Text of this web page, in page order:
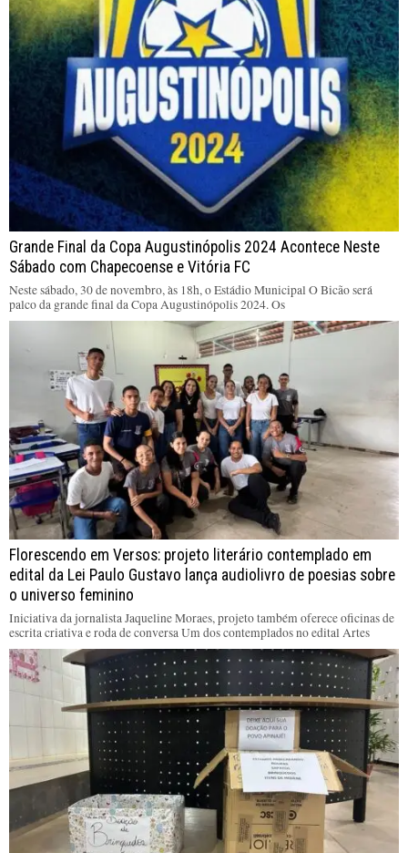
Grande Final da Copa Augustinópolis 2024 Acontece Neste
Sábado com Chapecoense e Vitória FC
Neste sábado, 30 de novembro, às 18h, o Estádio Municipal O Bicão será
palco da grande final da Copa Augustinópolis 2024. Os
Florescendo em Versos: projeto literário contemplado em
edital da Lei Paulo Gustavo lança audiolivro de poesias sobre
o universo feminino
Iniciativa da jornalista Jaqueline Moraes, projeto também oferece oficinas de
escrita criativa e roda de conversa Um dos contemplados no edital Artes